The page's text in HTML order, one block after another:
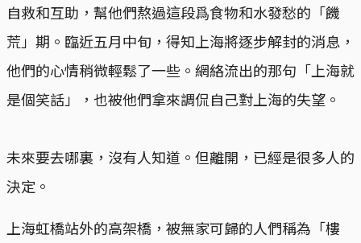
自救和互助，幫他們熬過這段爲食物和水發愁的「饑
荒」期。臨近五月中旬，得知上海將逐步解封的消息，
他們的心情稍微輕鬆了一些。網絡流出的那句「上海就
是個笑話」，也被他們拿來調侃自己對上海的失望。
未來要去哪裏，沒有人知道。但離開，已經是很多人的
決定。
上海虹橋站外的高架橋，被無家可歸的人們稱為「樓